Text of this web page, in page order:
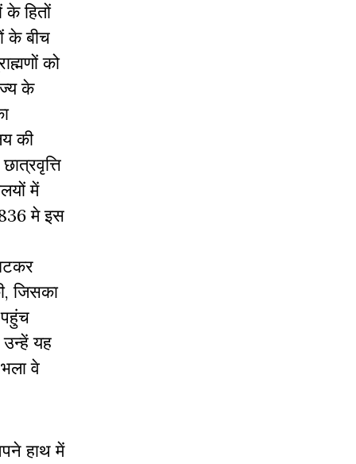
के हितों
के बीच
को
के
की
में
मे इस
जिसका
पहुंच
यह
वे
हाथ में